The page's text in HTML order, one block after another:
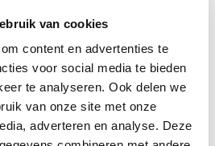
van cookies
content en advertenties te
voor social media te bieden
te analyseren. Ook delen we
van onze site met onze
adverteren en analyse. Deze
– Elizabeth Gilbert